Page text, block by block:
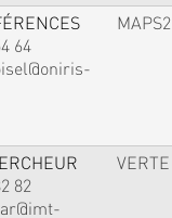
64
MAPS2
82
VERTE